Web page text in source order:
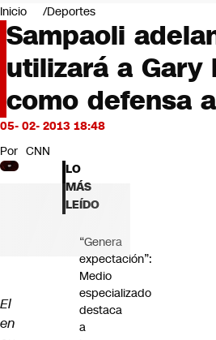
Negocios
Deportes
Programas completos
Cultura
Servicios
Bits
CNN tiempo
Futuro 360
Opinión
Inicio Deportes
Sampaoli
utilizará a Gary
como defensa
05- 02- 2013 18:48
Por CNN
El
en
LO
MÁS
LEÍDO
“Genera
expectación”:
Medio
especializado
destaca
a